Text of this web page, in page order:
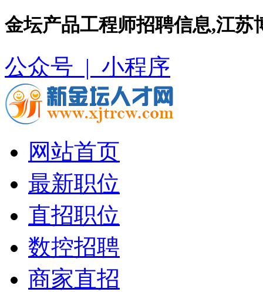
金坛产品工程师招聘信息,江
公众号 | 小程序
网站首页
最新职位
直招职位
数控招聘
商家直招